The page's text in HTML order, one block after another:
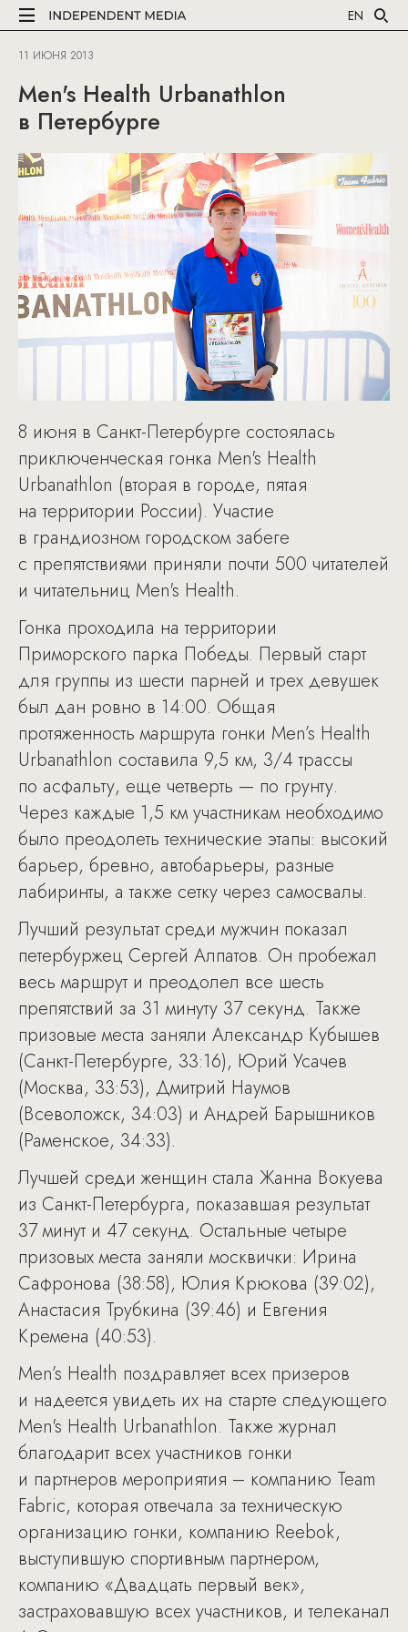
EN
11 ИЮНЯ 2013
Men's Health Urbanathlon
в Петербурге
8 июня в Санкт-Петербурге состоялась
приключенческая гонка Men's Health
Urbanathlon (вторая в городе, пятая
на территории России). Участие
в грандиозном городском забеге
с препятствиями приняли почти 500 читателей
и читательниц Men's Health.
Гонка проходила на территории
Приморского парка Победы. Первый старт
для группы из шести парней и трех девушек
был дан ровно в 14:00. Общая
протяженность маршрута гонки Men’s Health
Urbanathlon составила 9,5 км, 3/4 трассы
по асфальту, еще четверть — по грунту.
Через каждые 1,5 км участникам необходимо
было преодолеть технические этапы: высокий
барьер, бревно, автобарьеры, разные
лабиринты, а также сетку через самосвалы.
Лучший результат среди мужчин показал
петербуржец Сергей Алпатов. Он пробежал
весь маршрут и преодолел все шесть
препятствий за 31 минуту 37 секунд. Также
призовые места заняли Александр Кубышев
(Санкт-Петербурге, 33:16), Юрий Усачев
(Москва, 33:53), Дмитрий Наумов
(Всеволожск, 34:03) и Андрей Барышников
(Раменское, 34:33).
Лучшей среди женщин стала Жанна Вокуева
из Санкт-Петербурга, показавшая результат
37 минут и 47 секунд. Остальные четыре
призовых места заняли москвички: Ирина
Сафронова (38:58), Юлия Крюкова (39:02),
Анастасия Трубкина (39:46) и Евгения
Кремена (40:53).
Men’s Health поздравляет всех призеров
и надеется увидеть их на старте следующего
Men's Health Urbanathlon. Также журнал
благодарит всех участников гонки
и партнеров мероприятия – компанию Team
Fabric, которая отвечала за техническую
организацию гонки, компанию Reebok,
выступившую спортивным партнером,
компанию «Двадцать первый век»,
застраховавшую всех участников, и телеканал